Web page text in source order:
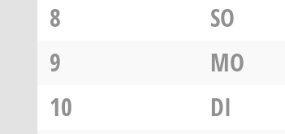
8
SO
9
MO
10
DI